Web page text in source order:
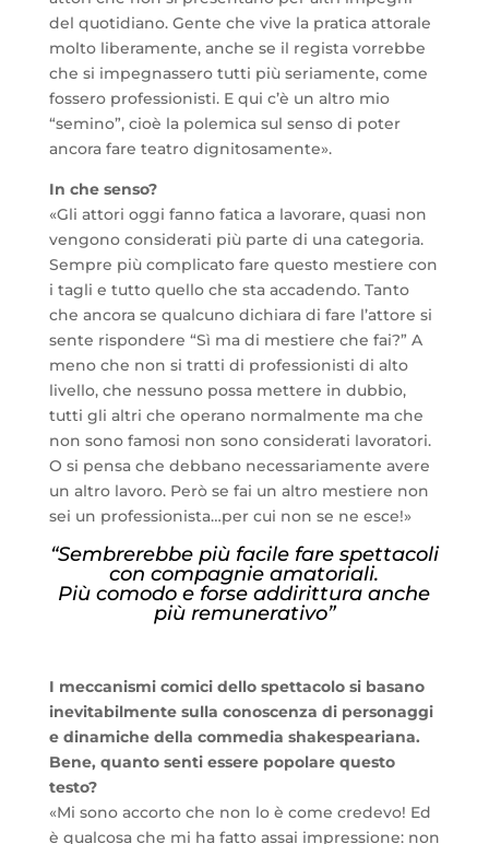
del quotidiano. Gente che vive la pratica attorale
molto liberamente, anche se il regista vorrebbe
che si impegnassero tutti più seriamente, come
fossero professionisti. E qui c’è un altro mio
“semino”, cioè la polemica sul senso di poter
ancora fare teatro dignitosamente».
In che senso?
«Gli attori oggi fanno fatica a lavorare, quasi non
vengono considerati più parte di una categoria.
Sempre più complicato fare questo mestiere con
i tagli e tutto quello che sta accadendo. Tanto
che ancora se qualcuno dichiara di fare l’attore si
sente rispondere “Sì ma di mestiere che fai?” A
meno che non si tratti di professionisti di alto
livello, che nessuno possa mettere in dubbio,
tutti gli altri che operano normalmente ma che
non sono famosi non sono considerati lavoratori.
O si pensa che debbano necessariamente avere
un altro lavoro. Però se fai un altro mestiere non
sei un professionista…per cui non se ne esce!»
“Sembrerebbe più facile fare spettacoli
con compagnie amatoriali.
Più comodo e forse addirittura anche
più remunerativo”
I meccanismi comici dello spettacolo si basano
inevitabilmente sulla conoscenza di personaggi
e dinamiche della commedia shakespeariana.
Bene, quanto senti essere popolare questo
testo?
«Mi sono accorto che non lo è come credevo! Ed
è qualcosa che mi ha fatto assai impressione: non